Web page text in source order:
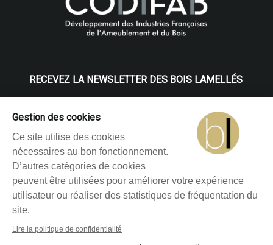
Gestion des cookies
Ce site utilise des cookies
nécessaires au bon fonctionnement.
D’autres catégories de cookies
peuvent être utilisées pour améliorer votre expérience
utilisateur ou réaliser des statistiques de fréquentation du
site.
Lire la politique de confidentialité
RECEVEZ LA NEWSLETTER DES BOIS LAMELLÉS
Les informations recueillies sur ce formulaire sont
enregistrées par Glulam dans un fichier informatisé et
plus d'information, consultez nos